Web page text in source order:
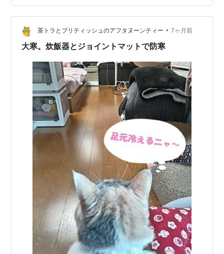
てお顔を見せてくれん。 ヨーロッパ原産、ヒガンバナ
科。 陽が昇ると花びらをふくらませ、夜になると閉じ
る。 可憐な姿も名前もやさしい、英名snowdropは雪の
雫っち。 以前、河原に自生しているのを見つけた時は仰
茶トラとブリティッシュのアフタヌーンティー • 7ヶ月前
大寒。炊飯器とジョイントマットで防寒